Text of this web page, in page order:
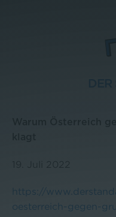
Pressebereich
https://
oesterreich-gegen-